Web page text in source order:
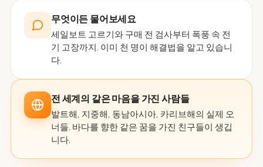
무엇이든 물어보세요
세일보트 고르기와 구매 전 검사부터 폭풍 속 전
기 고장까지. 이미 천 명이 해결법을 알고 있습니
다.
전 세계의 같은 마음을 가진 사람들
발트해, 지중해, 동남아시아, 카리브해의 실제 오
너들. 바다를 향한 같은 꿈을 가진 친구들이 생깁
니다.